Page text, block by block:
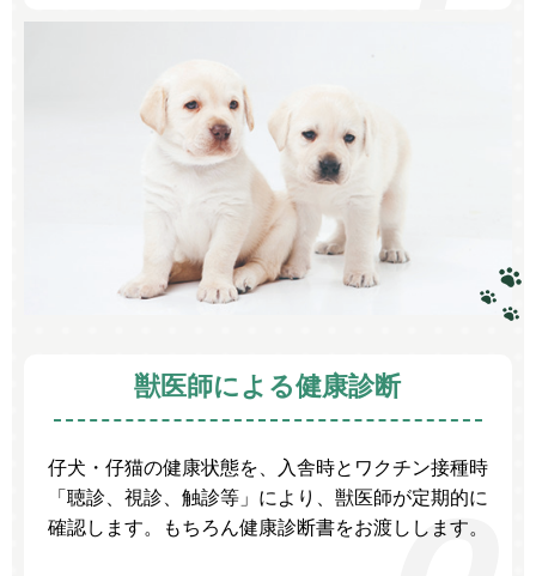
獣医師による健康診断
仔犬・仔猫の健康状態を、入舎時とワクチン接種時
「聴診、視診、触診等」により、獣医師が定期的に
確認します。もちろん健康診断書をお渡しします。